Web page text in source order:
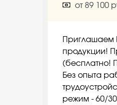
от 89 100
Приглашаем
продукции!
(бесплатно!
Без опыта
режим - 60/